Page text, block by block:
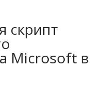
скрипт
Microsoft в